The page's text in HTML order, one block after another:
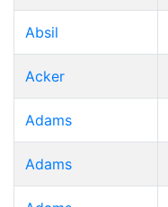
Absil
Acker
Adams
Adams